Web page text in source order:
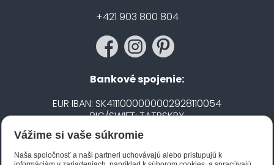
+421 903 800 804
Bankové spojenie:
EUR IBAN: SK4111000000002928110054
BIC/SWIFT: TATRSKBX
CZK IBAN: CZ5020100000002101752606
BIC/SWIFT: FIOBCZPPXXX
Vážime si vaše súkromie
Naša spoločnosť a naši partneri uchovávajú alebo pristupujú k